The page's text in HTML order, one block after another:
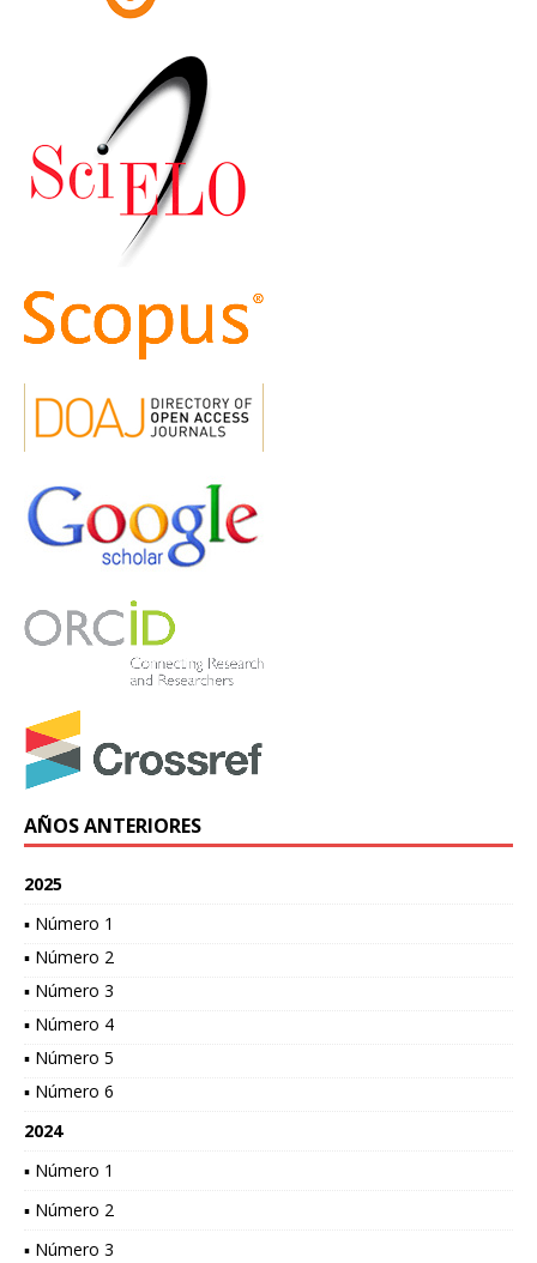
AÑOS ANTERIORES
2025
▪ Número 1
▪ Número 2
▪ Número 3
▪ Número 4
▪ Número 5
▪ Número 6
2024
▪ Número 1
▪ Número 2
▪ Número 3